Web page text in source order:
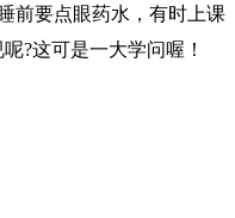
前要点眼药水，有时上课
?这可是一大学问喔！